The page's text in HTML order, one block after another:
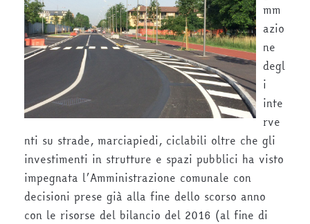
mm
azio
ne
degl
i
inte
rve
nti su strade, marciapiedi, ciclabili oltre che gli
investimenti in strutture e spazi pubblici ha visto
impegnata l’Amministrazione comunale con
decisioni prese già alla fine dello scorso anno
con le risorse del bilancio del 2016 (al fine di